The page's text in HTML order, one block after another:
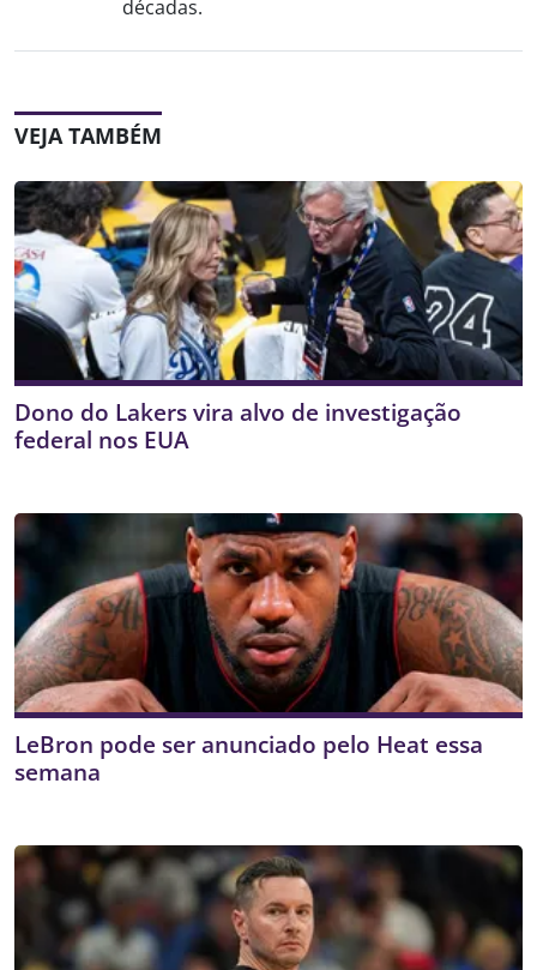
décadas.
VEJA TAMBÉM
Dono do Lakers vira alvo de investigação
federal nos EUA
LeBron pode ser anunciado pelo Heat essa
semana